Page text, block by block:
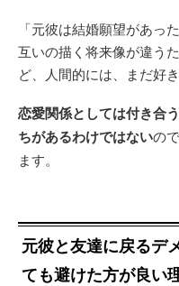
「元彼は結婚願望があっ
互いの描く将来像が違う
ど、人間的には、まだ好
恋愛関係としては付き合
ちがあるわけではないの
ます。
元彼と友達に戻るデ
ても避けた方が良い